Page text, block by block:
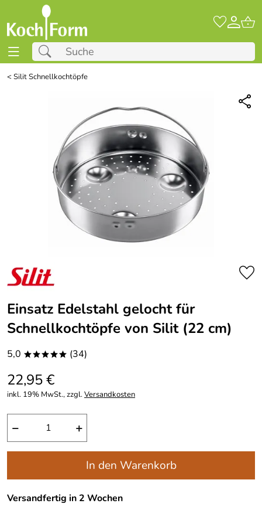
<Silit Schnellkochtöpfe
Einsatz Edelstahl gelocht für
Schnellkochtöpfe von Silit (22 cm)
5,0 ***** (34)
22,95 €
inkl. 19% MwSt., zzgl.Versandkosten
− +
In den Warenkorb
Versandfertig in 2 Wochen